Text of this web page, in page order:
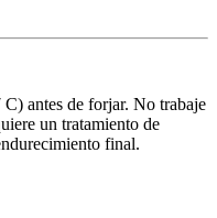
antes de forjar. No trabaje
un tratamiento de
final.